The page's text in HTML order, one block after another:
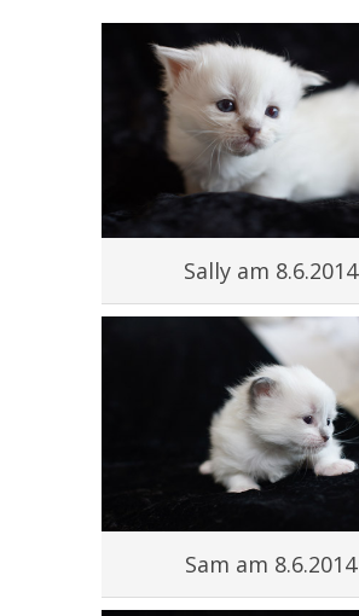
Sally am 8.6.2014
Sam am 8.6.2014